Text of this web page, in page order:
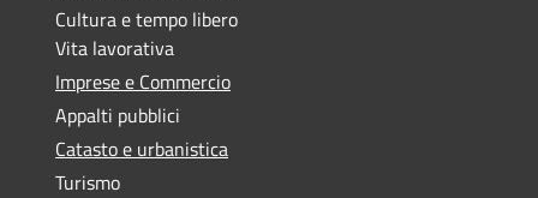
Cultura e tempo libero
Vita lavorativa
Imprese e Commercio
Appalti pubblici
Catasto e urbanistica
Turismo